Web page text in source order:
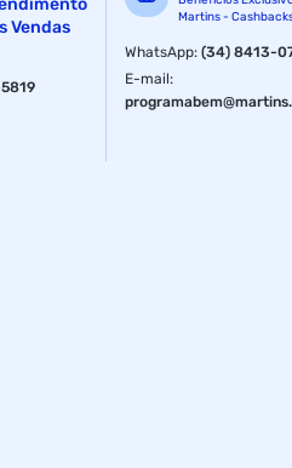
Vendas
Martins -
WhatsApp:(34) 8413-
E-mail: